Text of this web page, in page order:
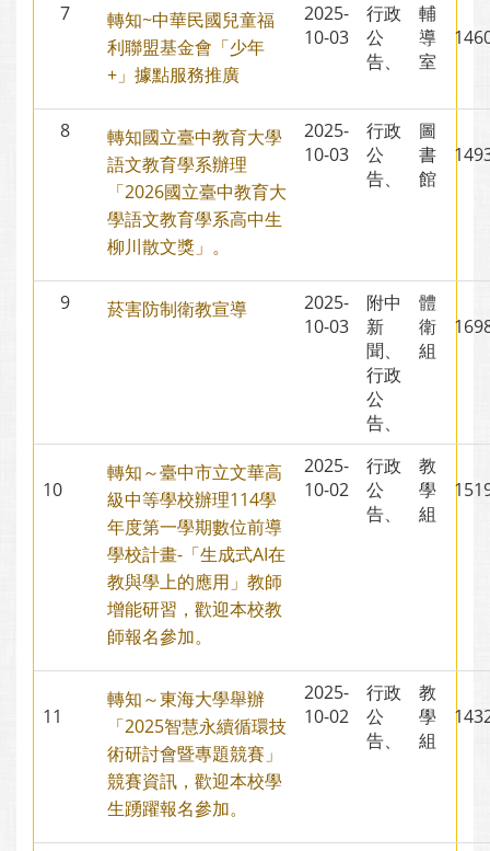
7
轉知~中華民國兒童福
利聯盟基金會「少年
+」據點服務推廣
2025-
10-03
行政
公
告、
輔
導
室
8
轉知國立臺中教育大學
語文教育學系辦理
「2026國立臺中教育大
學語文教育學系高中生
柳川散文獎」。
2025-
10-03
行政
公
告、
圖
書
館
9 菸害防制衛教宣導
2025-
10-03
附中
新
聞、
行政
公
告、
體
衛
組
10
轉知～臺中市立文華高
級中等學校辦理114學
年度第一學期數位前導
學校計畫-「生成式AI在
教與學上的應用」教師
增能研習，歡迎本校教
師報名參加。
2025-
10-02
行政
公
告、
教
學
組
11
轉知～東海大學舉辦
「2025智慧永續循環技
術研討會暨專題競賽」
競賽資訊，歡迎本校學
生踴躍報名參加。
2025-
10-02
行政
公
告、
教
學
組